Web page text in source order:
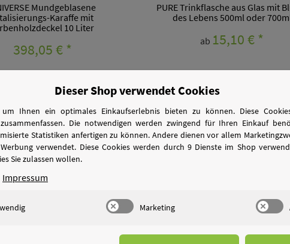
Mundgeblasene
Karaffe mit
10 Liter
398,05 €*
PURE Trinkflasche aus Glas mit
des Lebens 500ml oder
ab 15,10 €*
AUF LAGER
Dieser Shop verwendet Cookies
um Ihnen ein optimales Einkaufserlebnis bieten zu können. Diese
Die notwendigen werden zwingend für Ihren Einkauf
Statistiken anfertigen zu können. Andere dienen vor allem
verwendet. Diese Cookies werden durch 9 Dienste im Shop
Sie zulassen wollen.
Impressum
Marketing